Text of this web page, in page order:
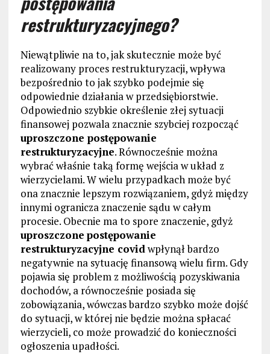
restrukturyzacyjnego?
Niewątpliwie na to, jak skutecznie może być
realizowany proces restrukturyzacji, wpływa
bezpośrednio to jak szybko podejmie się
odpowiednie działania w przedsiębiorstwie.
Odpowiednio szybkie określenie złej sytuacji
finansowej pozwala znacznie szybciej rozpocząć
uproszczone postępowanie
restrukturyzacyjne. Równocześnie można
wybrać właśnie taką formę wejścia w układ z
wierzycielami. W wielu przypadkach może być
ona znacznie lepszym rozwiązaniem, gdyż między
innymi ogranicza znaczenie sądu w całym
procesie. Obecnie ma to spore znaczenie, gdyż
uproszczone postępowanie
restrukturyzacyjne covidwpłynął bardzo
negatywnie na sytuację finansową wielu firm. Gdy
pojawia się problem z możliwością pozyskiwania
dochodów, a równocześnie posiada się
zobowiązania, wówczas bardzo szybko może dojść
do sytuacji, w której nie będzie można spłacać
wierzycieli, co może prowadzić do konieczności
ogłoszenia upadłości.